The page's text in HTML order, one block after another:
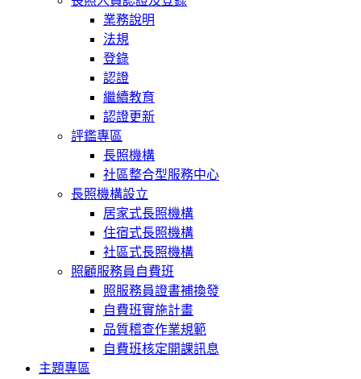
業務說明
法規
登錄
認證
繼續教育
認證更新
評鑑專區
長照機構
社區整合型服務中心
長照機構設立
居家式長照機構
住宿式長照機構
社區式長照機構
照顧服務員自費班
照服務員證書補換發
自費班實施計畫
品質稽查作業規範
自費班核定開課訊息
主題專區